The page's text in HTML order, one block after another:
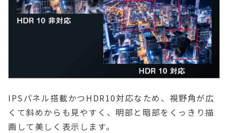
IPSパネル搭載かつHDR10対応なため、視野角が広
くて斜めからも見やすく、明部と暗部をくっきり描
画して美しく表示します。